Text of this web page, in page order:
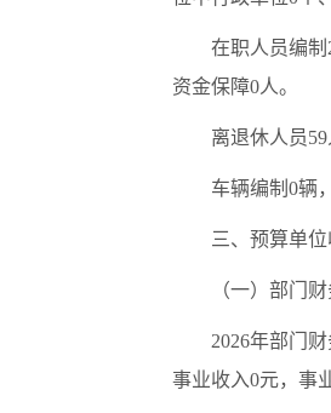
在职人员编制
资金保障0人。
离退休人员59
车辆编制 0辆
三、预算单
（一）部门
2026年部门财
事业收入0元，事